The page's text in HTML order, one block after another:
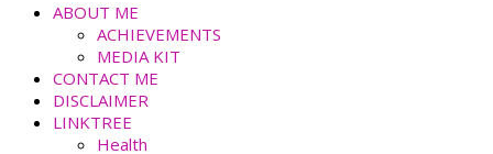
ABOUT ME
ACHIEVEMENTS
MEDIA KIT
CONTACT ME
DISCLAIMER
LINKTREE
Health